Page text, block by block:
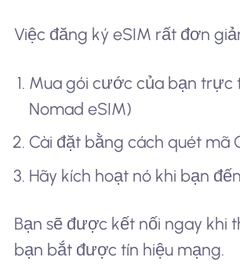
Việc đăng ký eSIM rất đơn
Mua gói cước của bạn trực
Nomad eSIM)
Cài đặt bằng cách quét mã
Hãy kích hoạt nó khi bạn
Bạn sẽ được kết nối ngay khi
bạn bắt được tín hiệu mạng.